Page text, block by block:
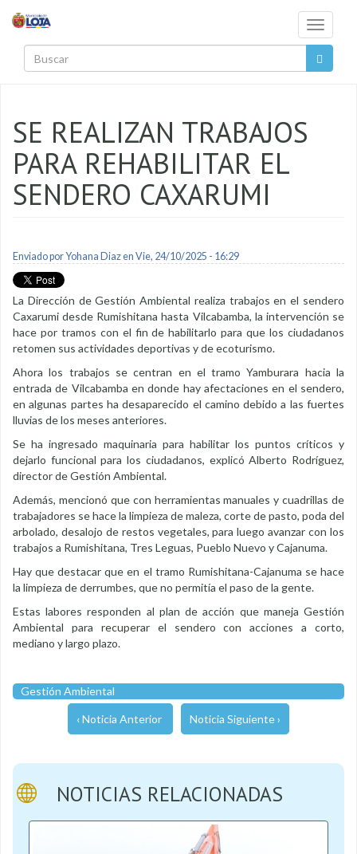
Toggle
SE REALIZAN TRABAJOS
PARA REHABILITAR EL
SENDERO CAXARUMI
Enviado porYohana Diazen Vie, 24/10/2025 - 16:29
La Dirección de Gestión Ambiental realiza trabajos en el sendero
Caxarumi desde Rumishitana hasta Vilcabamba, la intervención se
hace por tramos con el fin de habilitarlo para que los ciudadanos
retomen sus actividades deportivas y de ecoturismo.
Ahora los trabajos se centran en el tramo Yamburara hacia la
entrada de Vilcabamba en donde hay afectaciones en el sendero,
en algunas partes ha desaparecido el camino debido a las fuertes
lluvias de los meses anteriores.
Se ha ingresado maquinaria para habilitar los puntos críticos y
dejarlo funcional para los ciudadanos, explicó Alberto Rodríguez,
director de Gestión Ambiental.
Además, mencionó que con herramientas manuales y cuadrillas de
trabajadores se hace la limpieza de maleza, corte de pasto, poda del
arbolado, desalojo de restos vegetales, para luego avanzar con los
trabajos a Rumishitana, Tres Leguas, Pueblo Nuevo y Cajanuma.
Hay que destacar que en el tramo Rumishitana-Cajanuma se hace
la limpieza de derrumbes, que no permitía el paso de la gente.
Estas labores responden al plan de acción que maneja Gestión
Ambiental para recuperar el sendero con acciones a corto,
mediano y largo plazo.
Gestión Ambiental
‹ Noticia Anterior Noticia Siguiente ›
NOTICIAS RELACIONADAS